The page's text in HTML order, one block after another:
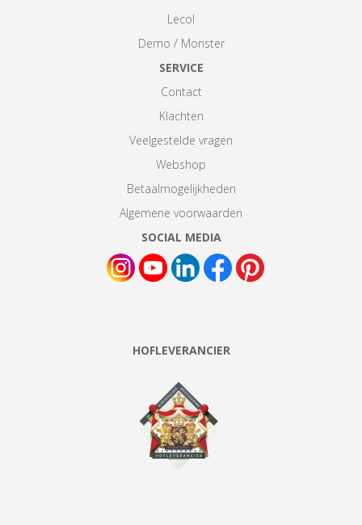
Lecol
Demo / Monster
SERVICE
Contact
Klachten
Veelgestelde vragen
Webshop
Betaalmogelijkheden
Algemene voorwaarden
SOCIAL MEDIA
HOFLEVERANCIER